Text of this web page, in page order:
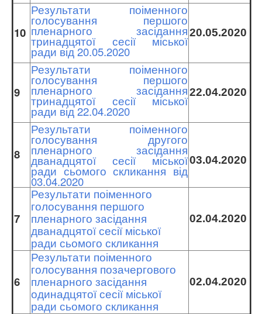
10
Результати поіменного
голосування першого
пленарного засідання
тринадцятої сесії міської
ради від 20.05.2020
20.05.2020
9
Результати поіменного
голосування першого
пленарного засідання
тринадцятої сесії міської
ради від 22.04.2020
22.04.2020
8
Результати поіменного
голосування другого
пленарного засідання
дванадцятої сесії міської
ради сьомого скликання від
03.04.2020
03.04.2020
7
Результати поіменного
голосування першого
пленарного засідання
дванадцятої сесії міської
ради сьомого скликання
02.04.2020
6
Результати поіменного
голосування позачергового
пленарного засідання
одинадцятої сесії міської
ради сьомого скликання
02.04.2020